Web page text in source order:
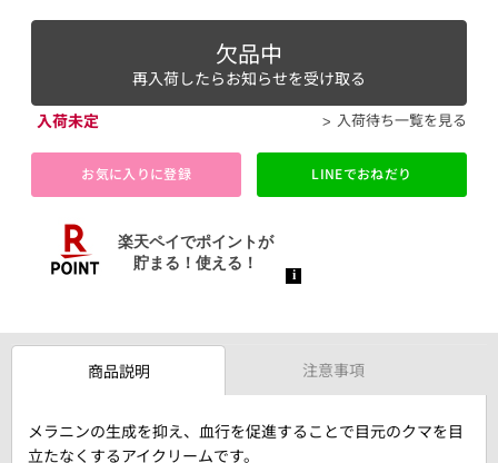
欠品中
再入荷したらお知らせを受け取る
入荷未定
入荷待ち一覧を見る
お気に入りに登録 LINEでおねだり
商品説明 注意事項
メラニンの生成を抑え、血行を促進することで目元のクマを目
立たなくするアイクリームです。